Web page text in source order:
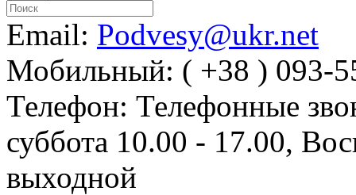
Email: Podvesy@ukr.net
Мобильный: ( +38 ) 093-
Телефон: Телефонные
суббота 10.00 - 17.00,
выходной